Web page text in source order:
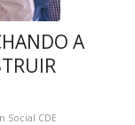
A
Social CDE